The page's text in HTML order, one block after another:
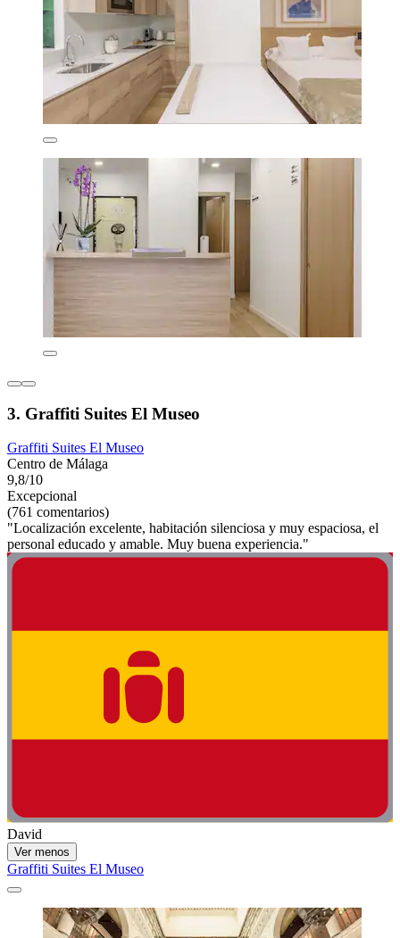
3. Graffiti Suites El Museo
Graffiti Suites El Museo
Centro de Málaga
9,8/10
Excepcional
(761 comentarios)
"Localización excelente, habitación silenciosa y muy espaciosa, el
personal educado y amable. Muy buena experiencia."
David
Ver menos
Graffiti Suites El Museo